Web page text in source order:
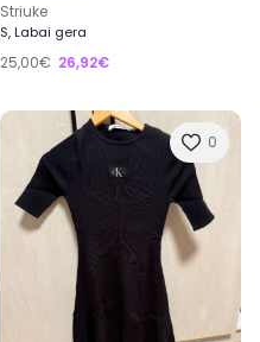
Striuke
S, Labai gera
25,00€ 26,92€
0